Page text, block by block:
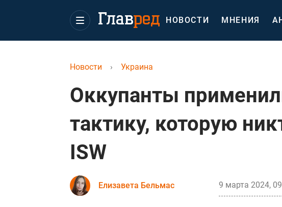
НОВОСТИ МНЕНИЯ
Новости › Украина
Оккупанты
тактику, которую
ISW
Елизавета Бельмас 9 марта 2024,